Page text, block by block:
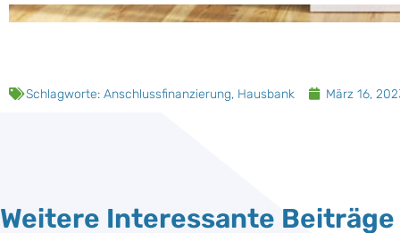
Schlagworte: Anschlussfinanzierung, Hausbank März 16,
Weitere Interessante Beiträge